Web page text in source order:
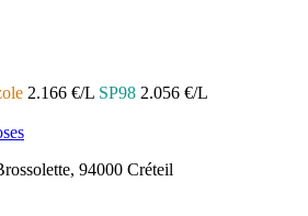
2.166 €/L SP98 2.056 €/L
94000 Créteil